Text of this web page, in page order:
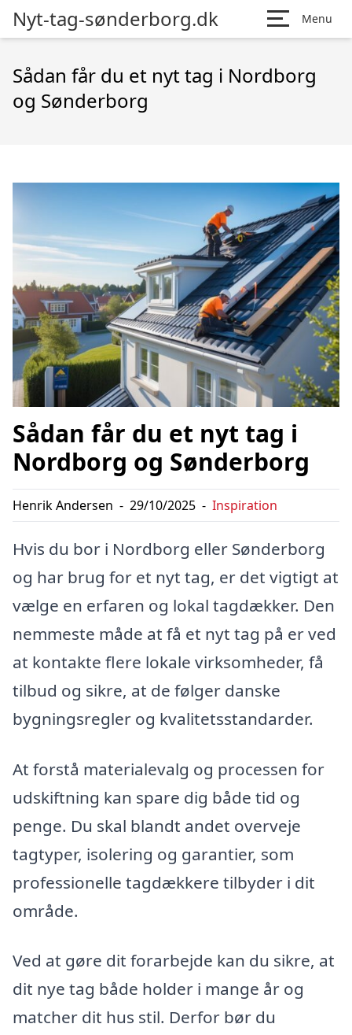
Nyt-tag-sønderborg.dk Menu
Sådan får du et nyt tag i Nordborg
og Sønderborg
Sådan får du et nyt tag i
Nordborg og Sønderborg
Henrik Andersen - 29/10/2025 - Inspiration
Hvis du bor i Nordborg eller Sønderborg
og har brug for et nyt tag, er det vigtigt at
vælge en erfaren og lokal tagdækker. Den
nemmeste måde at få et nyt tag på er ved
at kontakte flere lokale virksomheder, få
tilbud og sikre, at de følger danske
bygningsregler og kvalitetsstandarder.
At forstå materialevalg og processen for
udskiftning kan spare dig både tid og
penge. Du skal blandt andet overveje
tagtyper, isolering og garantier, som
professionelle tagdækkere tilbyder i dit
område.
Ved at gøre dit forarbejde kan du sikre, at
dit nye tag både holder i mange år og
matcher dit hus stil. Derfor bør du